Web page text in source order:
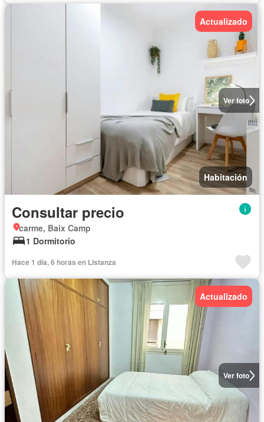
Ver foto
Actualizado
Habitación
Consultar precio
carme, Baix Camp
1 Dormitorio
Hace 1 día, 6 horas en Listanza
Ver foto
Actualizado